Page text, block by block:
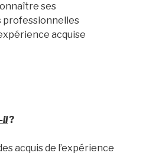
ses
professionnelles
acquise
il?
acquis de l’expérience